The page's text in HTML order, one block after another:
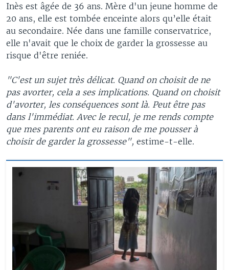
Inès est âgée de 36 ans. Mère d'un jeune homme de
20 ans, elle est tombée enceinte alors qu’elle était
au secondaire. Née dans une famille conservatrice,
elle n'avait que le choix de garder la grossesse au
risque d'être reniée.
"C'est un sujet très délicat. Quand on choisit de ne
pas avorter, cela a ses implications. Quand on choisit
d'avorter, les conséquences sont là. Peut être pas
dans l'immédiat. Avec le recul, je me rends compte
que mes parents ont eu raison de me pousser à
choisir de garder la grossesse", estime-t-elle.